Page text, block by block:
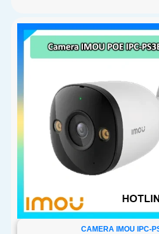
CAMERA IMOU IPC-